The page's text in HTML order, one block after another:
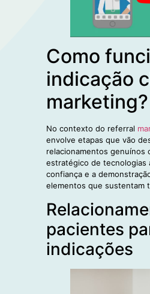
Como
indicação
marketing?
No contexto do referral
envolve etapas que vão
relacionamentos genuínos
estratégico de tecnologias
confiança e a
elementos que sustentam
pacientes
indicações